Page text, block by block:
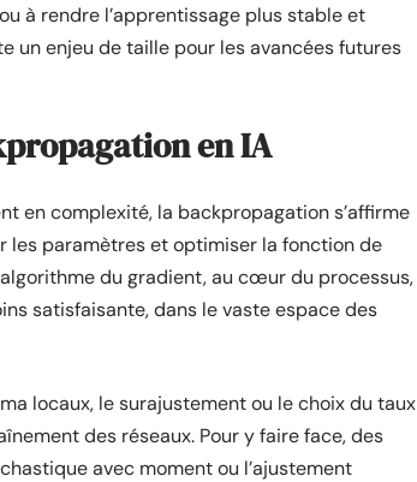
à rendre l’apprentissage plus stable et
un enjeu de taille pour les avancées futures
en IA
en complexité, la backpropagation s’affirme
les paramètres et optimiser la fonction de
du gradient, au cœur du processus,
satisfaisante, dans le vaste espace des
locaux, le surajustement ou le choix du taux
des réseaux. Pour y faire face, des
avec moment ou l’ajustement